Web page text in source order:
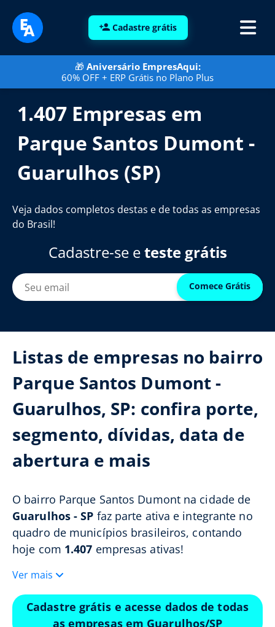
Cadastre grátis
🎁 Aniversário EmpresAqui:
60% OFF + ERP Grátis no Plano Plus
1.407 Empresas em
Parque Santos Dumont -
Guarulhos (SP)
Veja dados completos destas e de todas as empresas
do Brasil!
Cadastre-se eteste grátis
Comece Grátis
Listas de empresas no bairro
Parque Santos Dumont -
Guarulhos, SP: confira porte,
segmento, dívidas, data de
abertura e mais
O bairro Parque Santos Dumont na cidade de
Guarulhos - SP faz parte ativa e integrante no
quadro de municípios brasileiros, contando
hoje com 1.407 empresas ativas!
Ver mais
Cadastre grátis e acesse dados de todas
as empresas em Guarulhos/SP